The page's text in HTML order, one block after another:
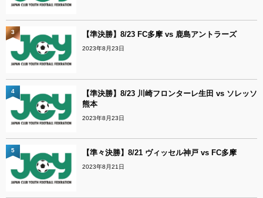
【準決勝】8/23 FC多摩 vs 鹿島アントラーズ
2023年8月23日
3
【準決勝】8/23 川崎フロンターレ生田 vs ソレッソ
熊本
2023年8月23日
4
【準々決勝】8/21 ヴィッセル神戸 vs FC多摩
2023年8月21日
5